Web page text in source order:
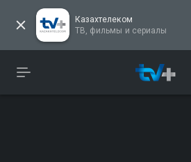
Казахтелеком
ТВ, фильмы и сериалы